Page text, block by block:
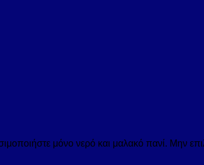
μόνο νερό και μαλακό πανί. Μην